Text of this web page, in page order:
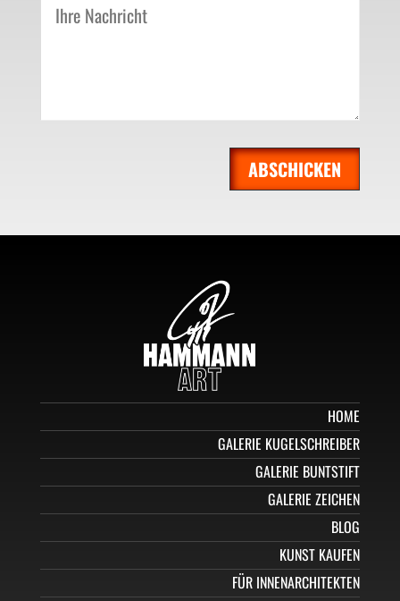
ABSCHICKEN
HOME
GALERIE KUGELSCHREIBER
GALERIE BUNTSTIFT
GALERIE ZEICHEN
BLOG
KUNST KAUFEN
FÜR INNENARCHITEKTEN